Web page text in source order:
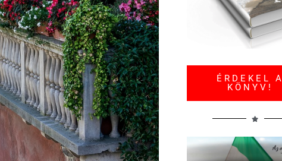
ÉRDEKEL A
KÖNYV!